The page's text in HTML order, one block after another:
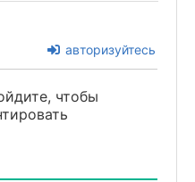
авторизуйтесь
чтобы